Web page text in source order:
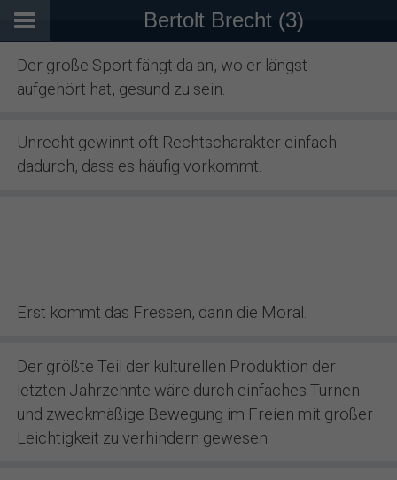
Bertolt Brecht (3)
Der große Sport fängt da an, wo er längst
aufgehört hat, gesund zu sein.
Unrecht gewinnt oft Rechtscharakter einfach
dadurch, dass es häufig vorkommt.
Erst kommt das Fressen, dann die Moral.
Der größte Teil der kulturellen Produktion der
letzten Jahrzehnte wäre durch einfaches Turnen
und zweckmäßige Bewegung im Freien mit großer
Leichtigkeit zu verhindern gewesen.